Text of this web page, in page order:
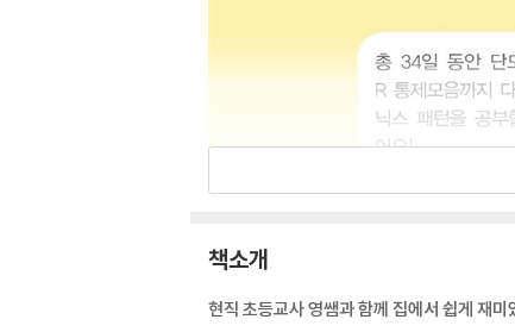
책소개
현직 초등교사 영쌤과 함께 집에서 쉽게 재